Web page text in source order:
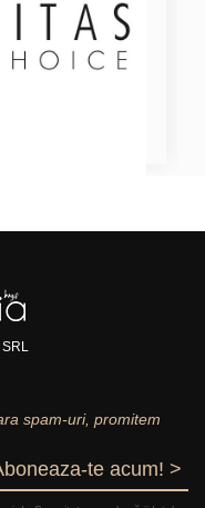
spam-uri, promitem
te acum! >